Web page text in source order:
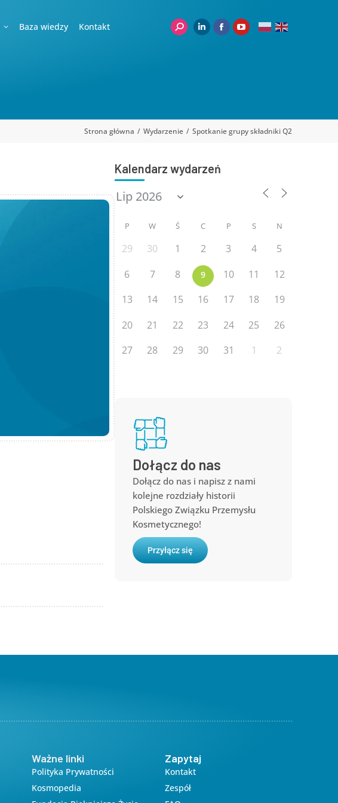
Baza wiedzy Kontakt
Strona główna Wydarzenie Spotkanie grupy składniki Q2
Outlook Live
Kalendarz wydarzeń
P W Ś C P S N
29 30 1 2 3 4
5
6
7 8 9 10 11
12
13
14 15 16 17 18
19
20
21 22 23 24 25
26
27
28 29 30 31 1 2
Dołącz do nas
Dołącz do nas i napisz z nami
kolejne rozdziały historii
Polskiego Związku Przemysłu
Kosmetycznego!
Przyłącz się
Ważne linki
Polityka Prywatności
Kosmopedia
Zapytaj
Kontakt
Zespół